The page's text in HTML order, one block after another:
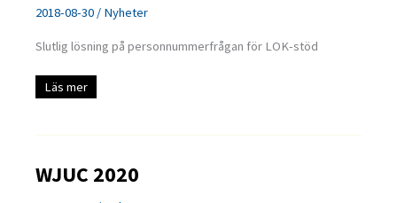
2018-08-30 / Nyheter
Slutlig lösning på personnummerfrågan för LOK-stöd
Personnummerfrågan
Läs mer
WJUC 2020